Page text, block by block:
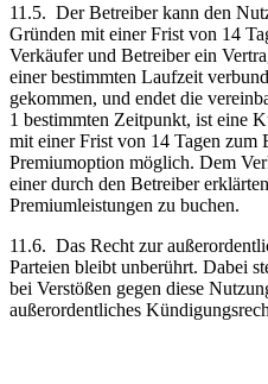
11.5. Der Betreiber kann den
Gründen mit einer Frist von 14
Verkäufer und Betreiber ein
einer bestimmten Laufzeit
gekommen, und endet die
1 bestimmten Zeitpunkt, ist eine
mit einer Frist von 14 Tagen zum
Premiumoption möglich. Dem
einer durch den Betreiber
Premiumleistungen zu buchen.
11.6. Das Recht zur
Parteien bleibt unberührt. Dabei
bei Verstößen gegen diese
außerordentliches